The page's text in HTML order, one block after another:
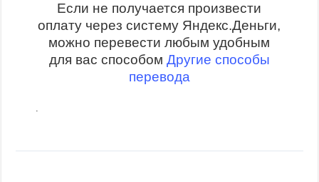
Если не получается произвести
оплату через систему Яндекс.Деньги,
можно перевести любым удобным
для вас способом Другие способы
перевода
.